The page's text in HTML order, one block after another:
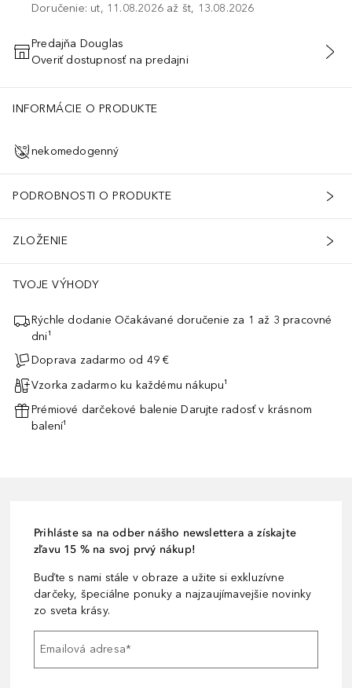
Doručenie: ut, 11.08.2026 až št, 13.08.2026
PRIDAŤ DO KOŠÍKA
Predajňa Douglas
Overiť dostupnosť na predajni
INFORMÁCIE O PRODUKTE
nekomedogenný
PODROBNOSTI O PRODUKTE
ZLOŽENIE
TVOJE VÝHODY
Rýchle dodanie Očakávané doručenie za 1 až 3 pracovné
dni¹
Doprava zadarmo od 49 €
Vzorka zadarmo ku každému nákupu¹
Prémiové darčekové balenie Darujte radosť v krásnom
balení¹
Prihláste sa na odber nášho newslettera a získajte
zľavu 15 % na svoj prvý nákup!
Buďte s nami stále v obraze a užite si exkluzívne
darčeky, špeciálne ponuky a najzaujímavejšie novinky
zo sveta krásy.
Emailová adresa*